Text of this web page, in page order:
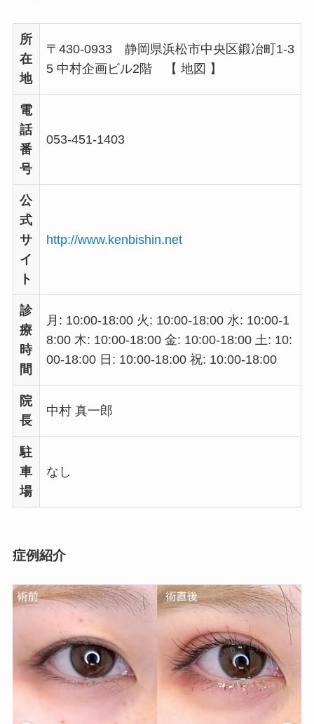
所
在
地
〒430-0933 静岡県浜松市中央区鍛冶町1-3
5 中村企画ビル2階 【 地図 】
電
話
番
号
053-451-1403
公
式
サ
イ
ト
http://www.kenbishin.net
診
療
時
間
月: 10:00-18:00 火: 10:00-18:00 水: 10:00-1
8:00 木: 10:00-18:00 金: 10:00-18:00 土: 10:
00-18:00 日: 10:00-18:00 祝: 10:00-18:00
院
長
中村 真一郎
駐
車
場
なし
症例紹介